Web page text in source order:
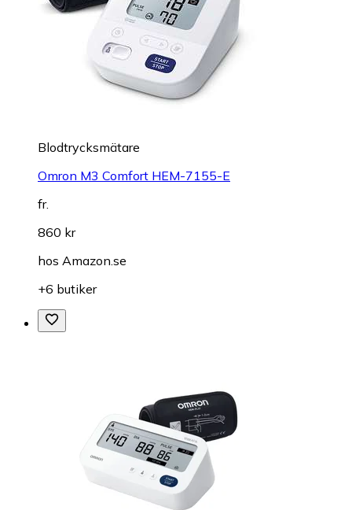
Blodtrycksmätare
Omron M3 Comfort HEM-7155-E
fr.
860 kr
hos Amazon.se
+6 butiker